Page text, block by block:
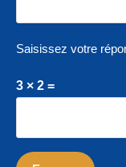
Saisissez votre
3 × 2 =